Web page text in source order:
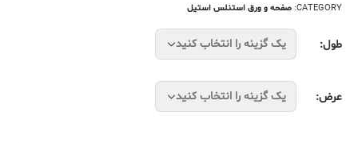
CATEGORY: صفحه و ورق استنلس استیل
طول
عرض